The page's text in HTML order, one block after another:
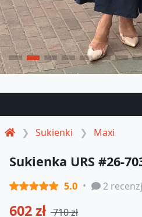
Sukienki Maxi
Sukienka URS #26-
5.0 2
602 zł 710 zł